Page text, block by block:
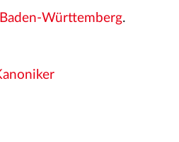
Baden-Württemberg.